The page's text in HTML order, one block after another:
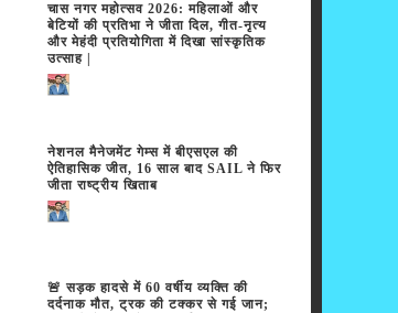
चास नगर महोत्सव 2026: महिलाओं और
बेटियों की प्रतिभा ने जीता दिल, गीत-नृत्य
और मेहंदी प्रतियोगिता में दिखा सांस्कृतिक
उत्साह |
नेशनल मैनेजमेंट गेम्स में बीएसएल की
ऐतिहासिक जीत, 16 साल बाद SAIL ने फिर
जीता राष्ट्रीय खिताब
🚨 सड़क हादसे में 60 वर्षीय व्यक्ति की
दर्दनाक मौत, ट्रक की टक्कर से गई जान;